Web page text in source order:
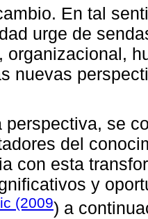
En tal
urge de
organizacional,
nuevas
perspectiva, se
del
con esta
y
(2009) a